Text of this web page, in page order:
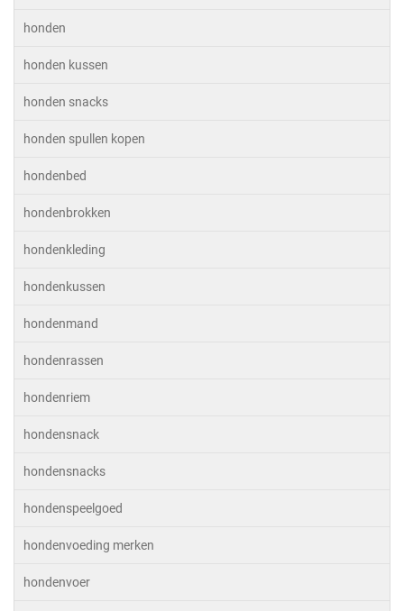
honden
honden kussen
honden snacks
honden spullen kopen
hondenbed
hondenbrokken
hondenkleding
hondenkussen
hondenmand
hondenrassen
hondenriem
hondensnack
hondensnacks
hondenspeelgoed
hondenvoeding merken
hondenvoer